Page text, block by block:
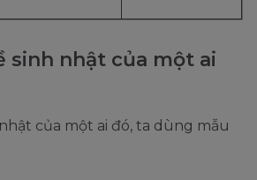
sinh nhật của một ai
của một ai đó, ta dùng mẫu